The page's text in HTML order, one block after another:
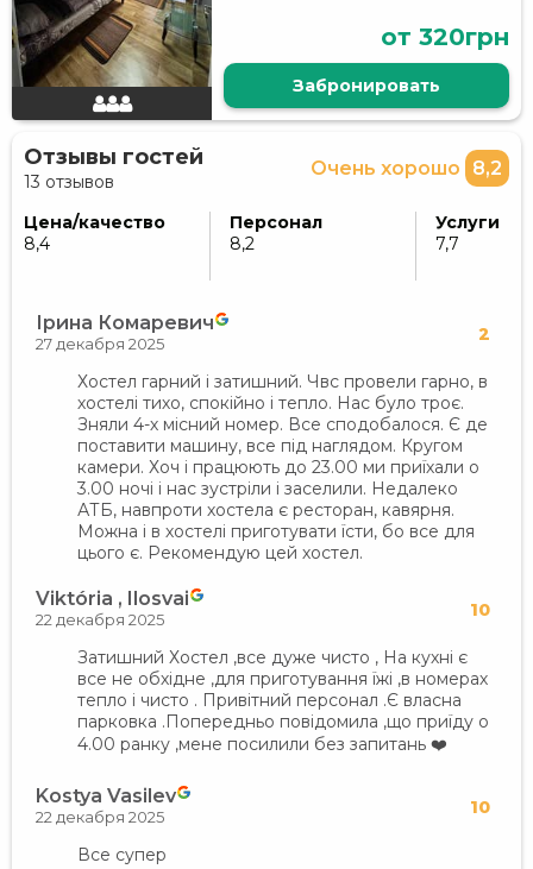
от 320грн
Забронировать
Отзывы гостей
13 отзывов
Очень хорошо 8,2
Цена/качество
8,4
Персонал
8,2
Услуги
7,7
Ірина Комаревич 2
27 декабря 2025
Хостел гарний і затишний. Чвс провели гарно, в
хостелі тихо, спокійно і тепло. Нас було троє.
Зняли 4-х місний номер. Все сподобалося. Є де
поставити машину, все під наглядом. Кругом
камери. Хоч і працюють до 23.00 ми приїхали о
3.00 ночі і нас зустріли і заселили. Недалеко
АТБ, навпроти хостела є ресторан, кавярня.
Можна і в хостелі приготувати їсти, бо все для
цього є. Рекомендую цей хостел.
Viktória , Ilosvai 10
22 декабря 2025
Затишний Хостел ,все дуже чисто , На кухні є
все не обхідне ,для приготування їжі ,в номерах
тепло і чисто . Привітний персонал .Є власна
парковка .Попередньо повідомила ,що приїду о
4.00 ранку ,мене посилили без запитань ❤️
Kostya Vasilev 10
22 декабря 2025
Все супер